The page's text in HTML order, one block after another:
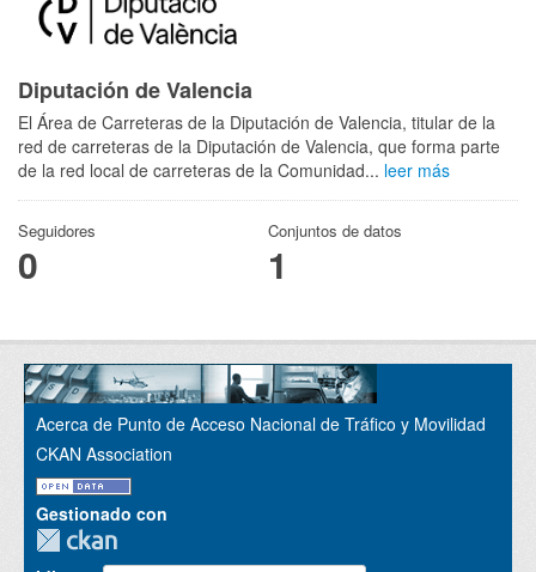
Diputación de Valencia
El Área de Carreteras de la Diputación de Valencia, titular de la
red de carreteras de la Diputación de Valencia, que forma parte
de la red local de carreteras de la Comunidad... leer más
Seguidores
0
Conjuntos de datos
1
Acerca de Punto de Acceso Nacional de Tráfico y Movilidad
CKAN Association
Gestionado con